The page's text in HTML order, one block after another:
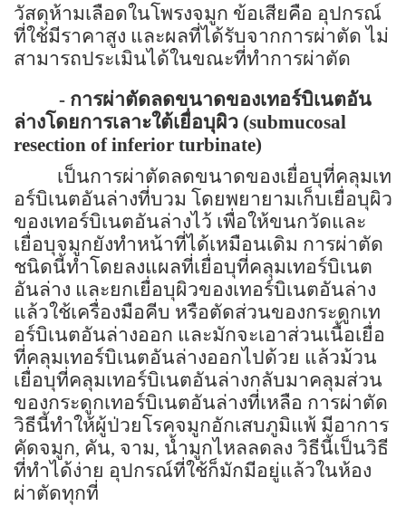
วัสดุห้ามเลือดในโพรงจมูก ข้อเสียคือ อุปกรณ์
ที่ใช้มีราคาสูง และผลที่ได้รับจากการผ่าตัด ไม่
สามารถประเมินได้ในขณะที่ทำการผ่าตัด
- การผ่าตัดลดขนาดของเทอร์บิเนตอัน
ล่างโดยการเลาะใต้เยื่อบุผิว (submucosal
resection of inferior turbinate)
เป็นการผ่าตัดลดขนาดของเยื่อบุที่คลุมเท
อร์บิเนตอันล่างที่บวม โดยพยายามเก็บเยื่อบุผิว
ของเทอร์บิเนตอันล่างไว้ เพื่อให้ขนกวัดและ
เยื่อบุจมูกยังทำหน้าที่ได้เหมือนเดิม การผ่าตัด
ชนิดนี้ทำโดยลงแผลที่เยื่อบุที่คลุมเทอร์บิเนต
อันล่าง และยกเยื่อบุผิวของเทอร์บิเนตอันล่าง
แล้วใช้เครื่องมือคีบ หรือตัดส่วนของกระดูกเท
อร์บิเนตอันล่างออก และมักจะเอาส่วนเนื้อเยื่อ
ที่คลุมเทอร์บิเนตอันล่างออกไปด้วย แล้วม้วน
เยื่อบุที่คลุมเทอร์บิเนตอันล่างกลับมาคลุมส่วน
ของกระดูกเทอร์บิเนตอันล่างที่เหลือ การผ่าตัด
วิธีนี้ทำให้ผู้ป่วยโรคจมูกอักเสบภูมิแพ้ มีอาการ
คัดจมูก, คัน, จาม, น้ำมูกไหลลดลง วิธีนี้เป็นวิธี
ที่ทำได้ง่าย อุปกรณ์ที่ใช้ก็มักมีอยู่แล้วในห้อง
ผ่าตัดทุกที่